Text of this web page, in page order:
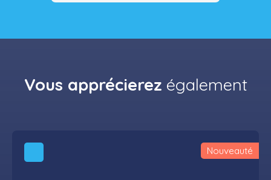
Vous apprécierez également
Nouveauté